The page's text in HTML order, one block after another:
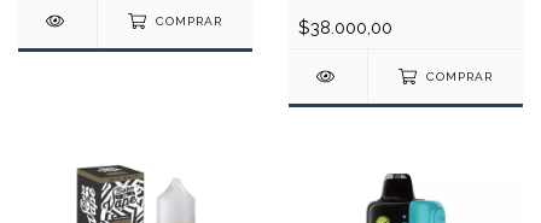
COMPRAR $38.000,00
COMPRAR